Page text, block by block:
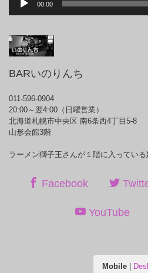
00:00
BARいのりんち
011-596-0904
20:00～翌4:00（日曜営業）
北海道札幌市中央区 南6条西4丁目5-8
山形会館3階
ラーメン獅子王さんが１階に入っている
Facebook
YouTube
Mobile|